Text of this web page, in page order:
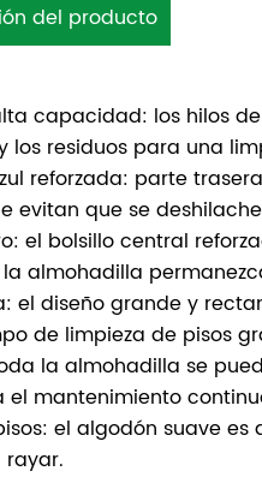
del producto
capacidad: los hilos
los residuos para una
reforzada: parte
evitan que se
el bolsillo central
almohadilla
el diseño grande y
de limpieza de pisos
la almohadilla se
mantenimiento
el algodón suave